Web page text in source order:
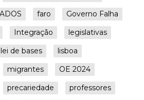
faro
Governo Falha
Integração
legislativas
lei de bases
lisboa
migrantes
OE 2024
precariedade
professores